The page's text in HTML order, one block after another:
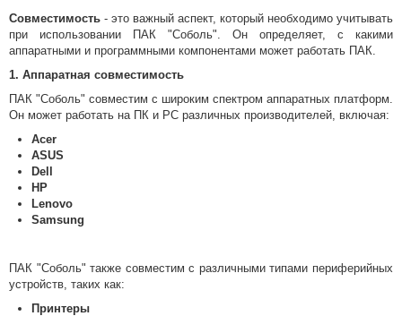
Совместимость - это важный аспект, который необходимо учитывать
при использовании ПАК "Соболь". Он определяет, с какими
аппаратными и программными компонентами может работать ПАК.
1. Аппаратная совместимость
ПАК "Соболь" совместим с широким спектром аппаратных платформ.
Он может работать на ПК и РС различных производителей, включая:
Acer
ASUS
Dell
HP
Lenovo
Samsung
ПАК "Соболь" также совместим с различными типами периферийных
устройств, таких как:
Принтеры